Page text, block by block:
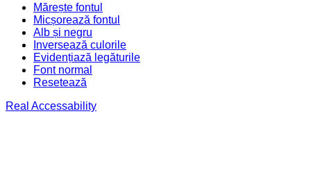
Mărește fontul
Micșorează fontul
Alb și negru
Inversează culorile
Evidențiază legăturile
Font normal
Resetează
Real Accessability